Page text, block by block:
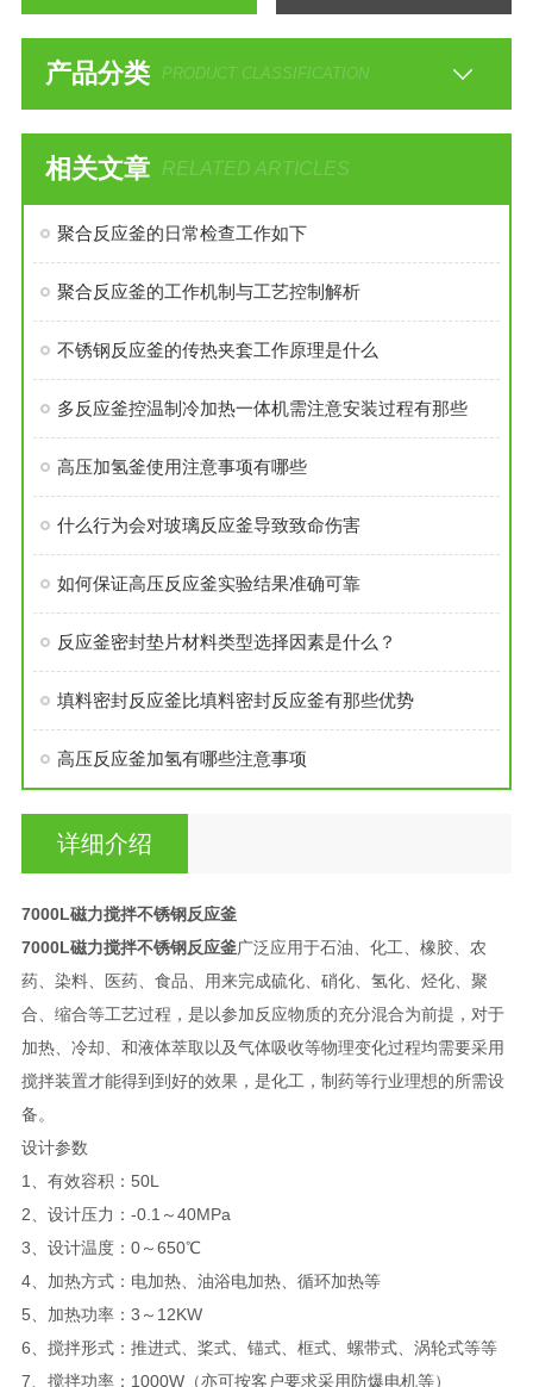
产品分类 PRODUCT CLASSIFICATION
相关文章 RELATED ARTICLES
聚合反应釜的日常检查工作如下
聚合反应釜的工作机制与工艺控制解析
不锈钢反应釜的传热夹套工作原理是什么
多反应釜控温制冷加热一体机需注意安装过程有那些
高压加氢釜使用注意事项有哪些
什么行为会对玻璃反应釜导致致命伤害
如何保证高压反应釜实验结果准确可靠
反应釜密封垫片材料类型选择因素是什么？
填料密封反应釜比填料密封反应釜有那些优势
高压反应釜加氢有哪些注意事项
详细介绍
7000L磁力搅拌不锈钢反应釜
7000L磁力搅拌不锈钢反应釜广泛应用于石油、化工、橡胶、农
药、染料、医药、食品、用来完成硫化、硝化、氢化、烃化、聚
合、缩合等工艺过程，是以参加反应物质的充分混合为前提，对于
加热、冷却、和液体萃取以及气体吸收等物理变化过程均需要采用
搅拌装置才能得到到好的效果，是化工，制药等行业理想的所需设
备。
设计参数
1、有效容积：50L
2、设计压力：-0.1～40MPa
3、设计温度：0～650℃
4、加热方式：电加热、油浴电加热、循环加热等
5、加热功率：3～12KW
6、搅拌形式：推进式、桨式、锚式、框式、螺带式、涡轮式等等
7、搅拌功率：1000W（亦可按客户要求采用防爆电机等）